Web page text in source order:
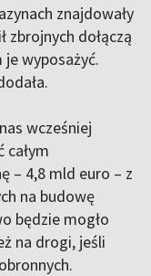
znajdowały
zbrojnych dołączą
wyposażyć.
wcześniej
całym
– 4,8 mld euro – z
na budowę
będzie mogło
na drogi, jeśli